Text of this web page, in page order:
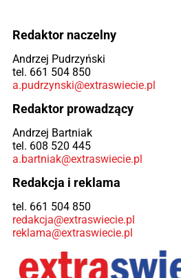
Redaktor naczelny
Andrzej Pudrzyński
tel. 661 504 850
a.pudrzynski@extraswiecie.pl
Redaktor prowadzący
Andrzej Bartniak
tel. 608 520 445
a.bartniak@extraswiecie.pl
Redakcja i reklama
tel. 661 504 850
redakcja@extraswiecie.pl
reklama@extraswiecie.pl